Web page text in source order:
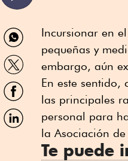
Compartir
por
WhatsApp
Compartir
por
Twitter
Compartir
por
Facebook
Compartir
por
Incursionar en el
pequeñas y
embargo, aún
En este sentido,
las principales
personal para
la Asociación de
Te puede